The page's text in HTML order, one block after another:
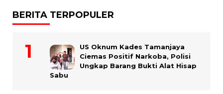
BERITA TERPOPULER
US Oknum Kades Tamanjaya
Ciemas Positif Narkoba, Polisi
Ungkap Barang Bukti Alat Hisap
Sabu